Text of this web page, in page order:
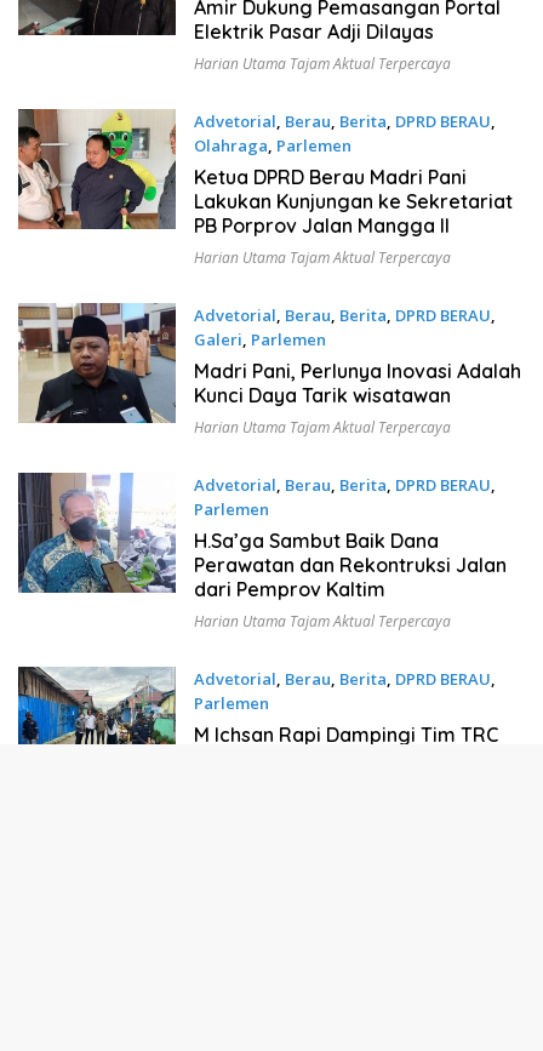
Amir Dukung Pemasangan Portal
Elektrik Pasar Adji Dilayas
Harian Utama Tajam Aktual Terpercaya
Advetorial, Berau, Berita, DPRD BERAU,
Olahraga, Parlemen
November 14, 2022
Ketua DPRD Berau Madri Pani
Lakukan Kunjungan ke Sekretariat
PB Porprov Jalan Mangga II
Harian Utama Tajam Aktual Terpercaya
Advetorial, Berau, Berita, DPRD BERAU,
Galeri, Parlemen
November 13, 2022
Madri Pani, Perlunya Inovasi Adalah
Kunci Daya Tarik wisatawan
Harian Utama Tajam Aktual Terpercaya
Advetorial, Berau, Berita, DPRD BERAU,
Parlemen
November 12, 2022
H.Sa’ga Sambut Baik Dana
Perawatan dan Rekontruksi Jalan
dari Pemprov Kaltim
Harian Utama Tajam Aktual Terpercaya
Advetorial, Berau, Berita, DPRD BERAU,
Parlemen
November 11, 2022
M Ichsan Rapi Dampingi Tim TRC